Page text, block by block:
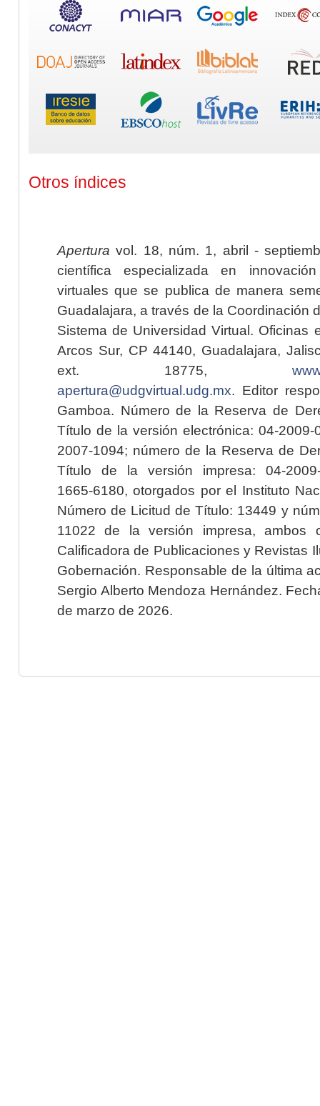
Otros índices
Apertura vol. 18, núm. 1, abril -
científica especializada en
virtuales que se publica de manera
Guadalajara, a través de la Coordinación
Sistema de Universidad Virtual. Oficinas
Arcos Sur, CP 44140, Guadalajara,
ext. 18775,
apertura@udgvirtual.udg.mx. Editor
Gamboa. Número de la Reserva de
Título de la versión electrónica: 04-2009-
2007-1094; número de la Reserva de
Título de la versión impresa: 04-2009-
1665-6180, otorgados por el Instituto
Número de Licitud de Título: 13449 y
11022 de la versión impresa, ambos
Calificadora de Publicaciones y Revistas
Gobernación. Responsable de la última
Sergio Alberto Mendoza Hernández.
de marzo de 2026.